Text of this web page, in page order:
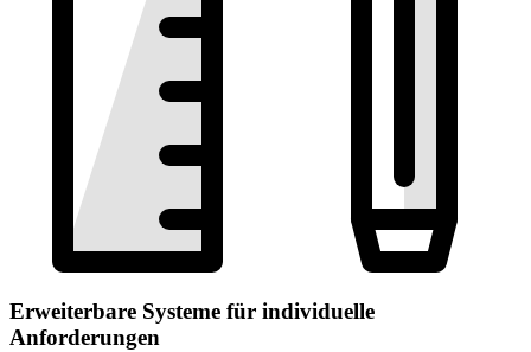
Erweiterbare Systeme für individuelle
Anforderungen